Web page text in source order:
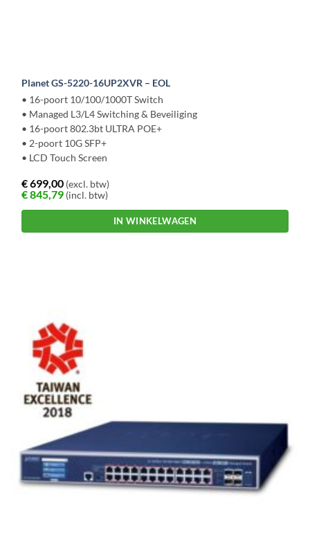
Planet GS-5220-16UP2XVR – EOL
• 16-poort 10/100/1000T Switch
• Managed L3/L4 Switching & Beveiliging
• 16-poort 802.3bt ULTRA POE+
• 2-poort 10G SFP+
• LCD Touch Screen
€699,00 (excl. btw)
€845,79 (incl. btw)
IN WINKELWAGEN